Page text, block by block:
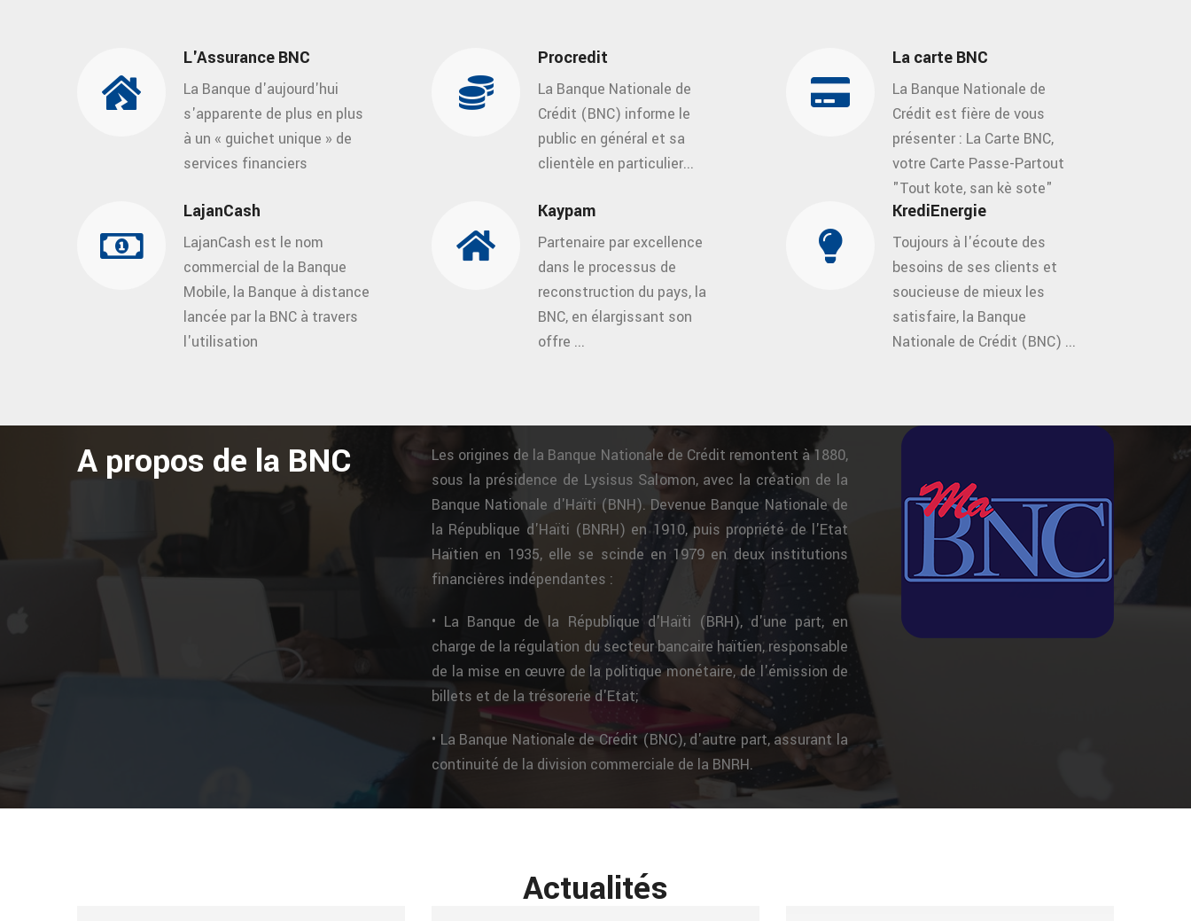
L'Assurance BNC
La Banque d'aujourd'hui
s'apparente de plus en plus
à un « guichet unique » de
services financiers
Procredit
La Banque Nationale de
Crédit (BNC) informe le
public en général et sa
clientèle en particulier...
La carte BNC
La Banque Nationale de
Crédit est fière de vous
présenter : La Carte BNC,
votre Carte Passe-Partout
"Tout kote, san kè sote"
LajanCash
LajanCash est le nom
commercial de la Banque
Mobile, la Banque à distance
lancée par la BNC à travers
l'utilisation
Kaypam
Partenaire par excellence
dans le processus de
reconstruction du pays, la
BNC, en élargissant son
offre ...
KrediEnergie
Toujours à l'écoute des
besoins de ses clients et
soucieuse de mieux les
satisfaire, la Banque
Nationale de Crédit (BNC) ...
A propos de la BNC
Les origines de la Banque Nationale de Crédit remontent à 1880,
sous la présidence de Lysisus Salomon, avec la création de la
Banque Nationale d'Haïti (BNH). Devenue Banque Nationale de
la République d'Haïti (BNRH) en 1910, puis propriété de l'Etat
Haïtien en 1935, elle se scinde en 1979 en deux institutions
financières indépendantes :
• La Banque de la République d'Haïti (BRH), d'une part, en
charge de la régulation du secteur bancaire haïtien, responsable
de la mise en œuvre de la politique monétaire, de l'émission de
billets et de la trésorerie d'Etat;
• La Banque Nationale de Crédit (BNC), d'autre part, assurant la
continuité de la division commerciale de la BNRH.
Actualités